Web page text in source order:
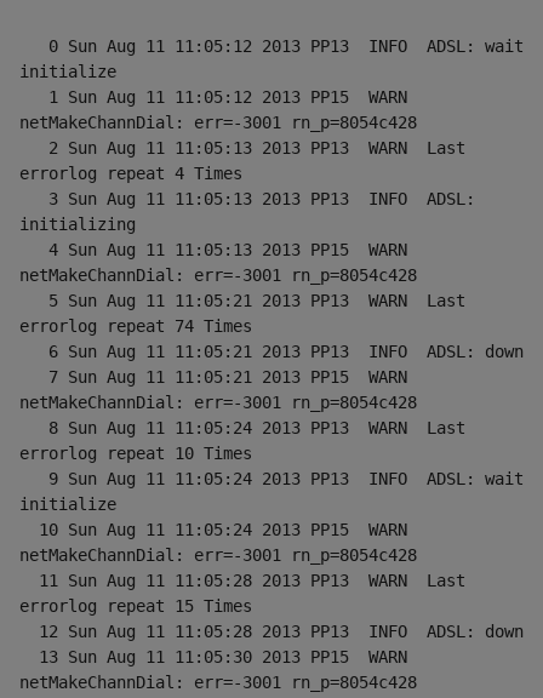
initialize
netMakeChannDial: err=-3001 rn_p=8054c428
errorlog repeat 4 Times
initializing
netMakeChannDial: err=-3001 rn_p=8054c428
errorlog repeat 74 Times
   6 Sun Aug 11 11:05:21 2013 PP13  INFO  ADSL: down
netMakeChannDial: err=-3001 rn_p=8054c428
errorlog repeat 10 Times
initialize
netMakeChannDial: err=-3001 rn_p=8054c428
errorlog repeat 15 Times
  12 Sun Aug 11 11:05:28 2013 PP13  INFO  ADSL: down
netMakeChannDial: err=-3001 rn_p=8054c428